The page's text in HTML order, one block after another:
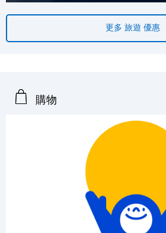
更多 旅遊 優惠
購物
東京, 日本
香港島, 香港